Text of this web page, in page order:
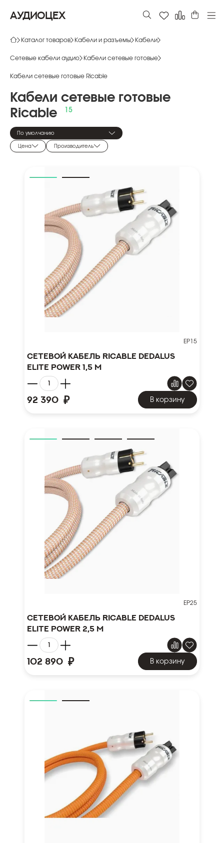
АУДИОЦЕХ
Каталог товаров Кабели и разъемы Кабели
Сетевые кабели аудио Кабели сетевые готовые
Кабели сетевые готовые Ricable
Кабели сетевые готовые
Ricable
Цена Производитель
По умолчанию
EP15
Сетевой кабель Ricable Dedalus
Elite Power 1,5 m
92 390 ₽ В корзину
EP25
Сетевой кабель Ricable Dedalus
Elite Power 2,5 m
102 890 ₽ В корзину